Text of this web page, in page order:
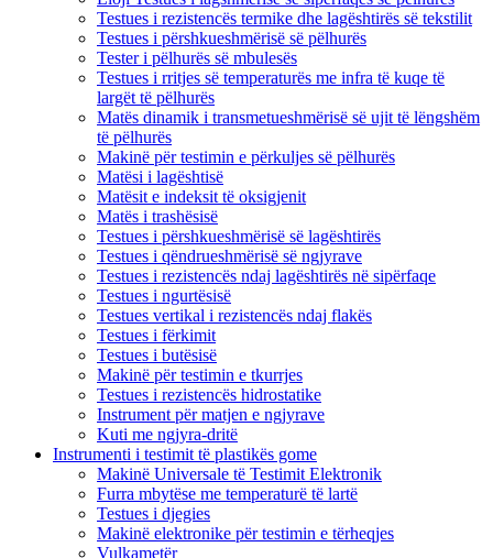
Testues i rezistencës termike dhe lagështirës së tekstilit
Testues i përshkueshmërisë së pëlhurës
Tester i pëlhurës së mbulesës
Testues i rritjes së temperaturës me infra të kuqe të
largët të pëlhurës
Matës dinamik i transmetueshmërisë së ujit të lëngshëm
të pëlhurës
Makinë për testimin e përkuljes së pëlhurës
Matësi i lagështisë
Matësit e indeksit të oksigjenit
Matës i trashësisë
Testues i përshkueshmërisë së lagështirës
Testues i qëndrueshmërisë së ngjyrave
Testues i rezistencës ndaj lagështirës në sipërfaqe
Testues i ngurtësisë
Testues vertikal i rezistencës ndaj flakës
Testues i fërkimit
Testues i butësisë
Makinë për testimin e tkurrjes
Testues i rezistencës hidrostatike
Instrument për matjen e ngjyrave
Kuti me ngjyra-dritë
Instrumenti i testimit të plastikës gome
Makinë Universale të Testimit Elektronik
Furra mbytëse me temperaturë të lartë
Testues i djegies
Makinë elektronike për testimin e tërheqjes
Vulkametër